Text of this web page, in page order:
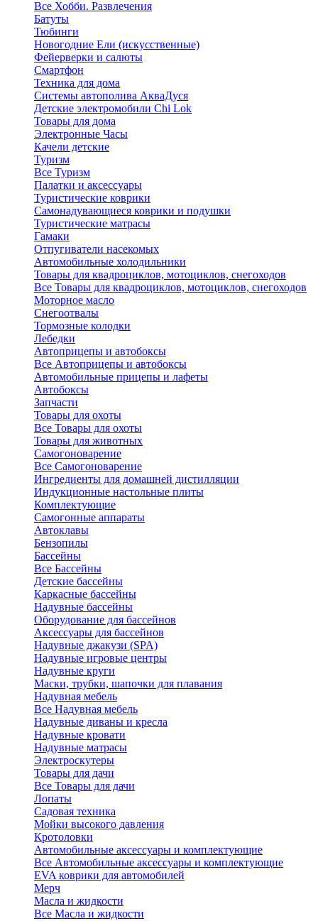
Все Хобби. Развлечения
Батуты
Тюбинги
Новогодние Ели (искусственные)
Фейерверки и салюты
Смартфон
Техника для дома
Системы автополива АкваДуся
Детские электромобили Chi Lok
Товары для дома
Электронные Часы
Качели детские
Туризм
Все Туризм
Палатки и аксессуары
Туристические коврики
Самонадувающиеся коврики и подушки
Туристические матрасы
Гамаки
Отпугиватели насекомых
Автомобильные холодильники
Товары для квадроциклов, мотоциклов, снегоходов
Все Товары для квадроциклов, мотоциклов, снегоходов
Моторное масло
Снегоотвалы
Тормозные колодки
Лебедки
Автоприцепы и автобоксы
Все Автоприцепы и автобоксы
Автомобильные прицепы и лафеты
Автобоксы
Запчасти
Товары для охоты
Все Товары для охоты
Товары для животных
Самогоноварение
Все Самогоноварение
Ингредиенты для домашней дистилляции
Индукционные настольные плиты
Комплектующие
Самогонные аппараты
Автоклавы
Бензопилы
Бассейны
Все Бассейны
Детские бассейны
Каркасные бассейны
Надувные бассейны
Оборудование для бассейнов
Аксессуары для бассейнов
Надувные джакузи (SPA)
Надувные игровые центры
Надувные круги
Маски, трубки, шапочки для плавания
Надувная мебель
Все Надувная мебель
Надувные диваны и кресла
Надувные кровати
Надувные матрасы
Электроскутеры
Товары для дачи
Все Товары для дачи
Лопаты
Садовая техника
Мойки высокого давления
Кротоловки
Автомобильные аксессуары и комплектующие
Все Автомобильные аксессуары и комплектующие
EVA коврики для автомобилей
Мерч
Масла и жидкости
Все Масла и жидкости